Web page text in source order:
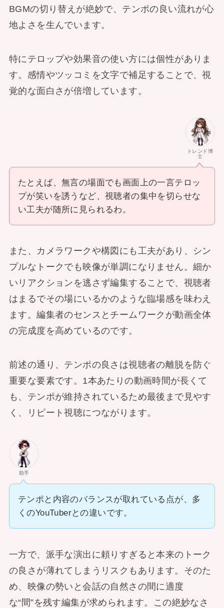
BGMの切り替えが絶妙で、テンポの良い流れが心
地よさを生んでいます。
特にテロップや効果音の使い方には個性がありま
す。感情やツッコミを文字で補足することで、視
覚的な面白さが倍増しています。
トレンド博
士
たとえば、無言の場面でも画面上の一言テロッ
プが笑いを誘うなど、視聴者の集中を切らせな
い工夫が随所に見られるわ。
また、カメラワークや構図にも工夫があり、シン
プルなトークでも映像が単調になりません。細か
いリアクションを逃さず編集することで、視聴者
はまるでその場にいるかのような臨場感を味わえ
ます。編集者のセンスとチームワークが動画全体
の完成度を高めているのです。
前述の通り、テンポの良さは視聴者の離脱を防ぐ
重要な要素です。1本あたりの動画時間が長くて
も、テンポが維持されているため最後まで見やす
く、リピート視聴につながります。
助手
テンポと内容のバランスが取れている点が、多
くのYouTuberとの違いです。
一方で、派手な演出に頼りすぎると本来のトーク
の良さが薄れてしまうリスクもあります。そのた
め、映像の勢いと会話の自然さの間に適度
な“間”を残す編集が求められます。この絶妙なさ